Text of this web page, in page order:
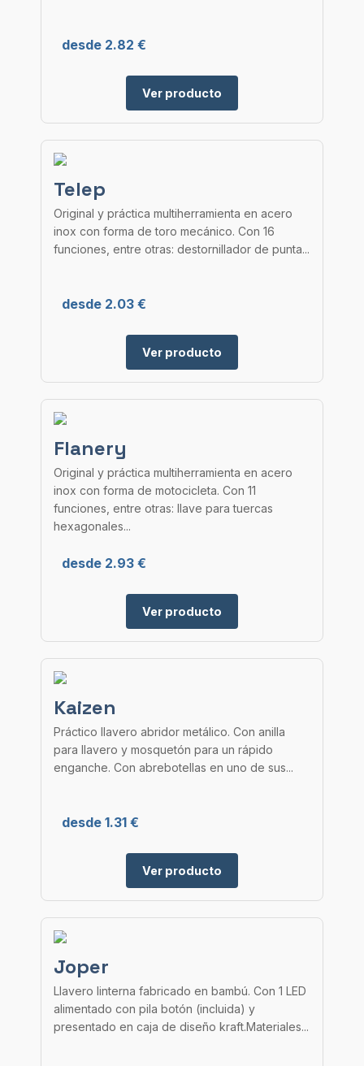
desde 2.82 €
Ver producto
Telep
Original y práctica multiherramienta en acero
inox con forma de toro mecánico. Con 16
funciones, entre otras: destornillador de punta...
desde 2.03 €
Ver producto
Flanery
Original y práctica multiherramienta en acero
inox con forma de motocicleta. Con 11
funciones, entre otras: llave para tuercas
hexagonales...
desde 2.93 €
Ver producto
Kaizen
Práctico llavero abridor metálico. Con anilla
para llavero y mosquetón para un rápido
enganche. Con abrebotellas en uno de sus...
desde 1.31 €
Ver producto
Joper
Llavero linterna fabricado en bambú. Con 1 LED
alimentado con pila botón (incluida) y
presentado en caja de diseño kraft.Materiales...